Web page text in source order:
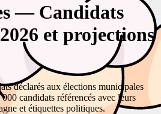
— Candidats
et projections
déclarés aux élections municipales
candidats référencés avec leurs
et étiquettes politiques.